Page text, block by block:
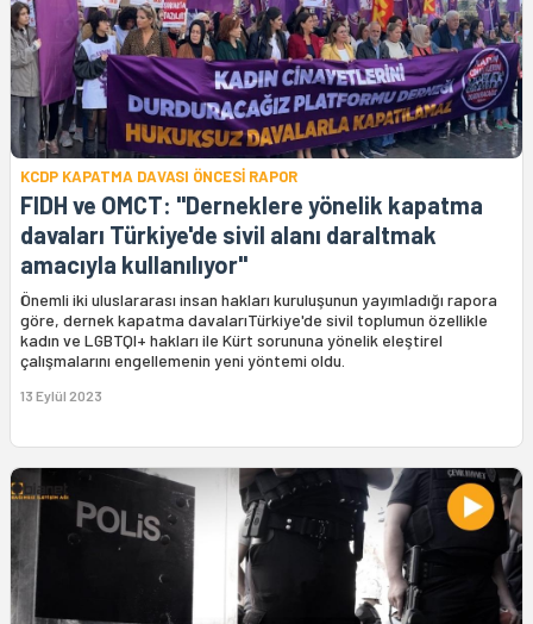
KCDP KAPATMA DAVASI ÖNCESİ RAPOR
FIDH ve OMCT: "Derneklere yönelik kapatma
davaları Türkiye'de sivil alanı daraltmak
amacıyla kullanılıyor"
Önemli iki uluslararası insan hakları kuruluşunun yayımladığı rapora
göre, dernek kapatma davalarıTürkiye'de sivil toplumun özellikle
kadın ve LGBTQI+ hakları ile Kürt sorununa yönelik eleştirel
çalışmalarını engellemenin yeni yöntemi oldu.
13 Eylül 2023